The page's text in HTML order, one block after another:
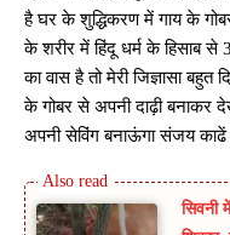
है घर के शुद्धिकरण में गाय के
के शरीर में हिंदू धर्म के हिसाब से
का वास है तो मेरी जिज्ञासा
के गोबर से अपनी दाढ़ी
अपनी सेविंग बनाऊंगा संजय
सिवनी